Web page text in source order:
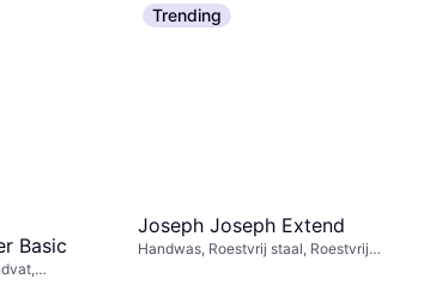
Basic
Trending
Joseph Joseph Extend
Handwas, Roestvrij staal, Roestvrij